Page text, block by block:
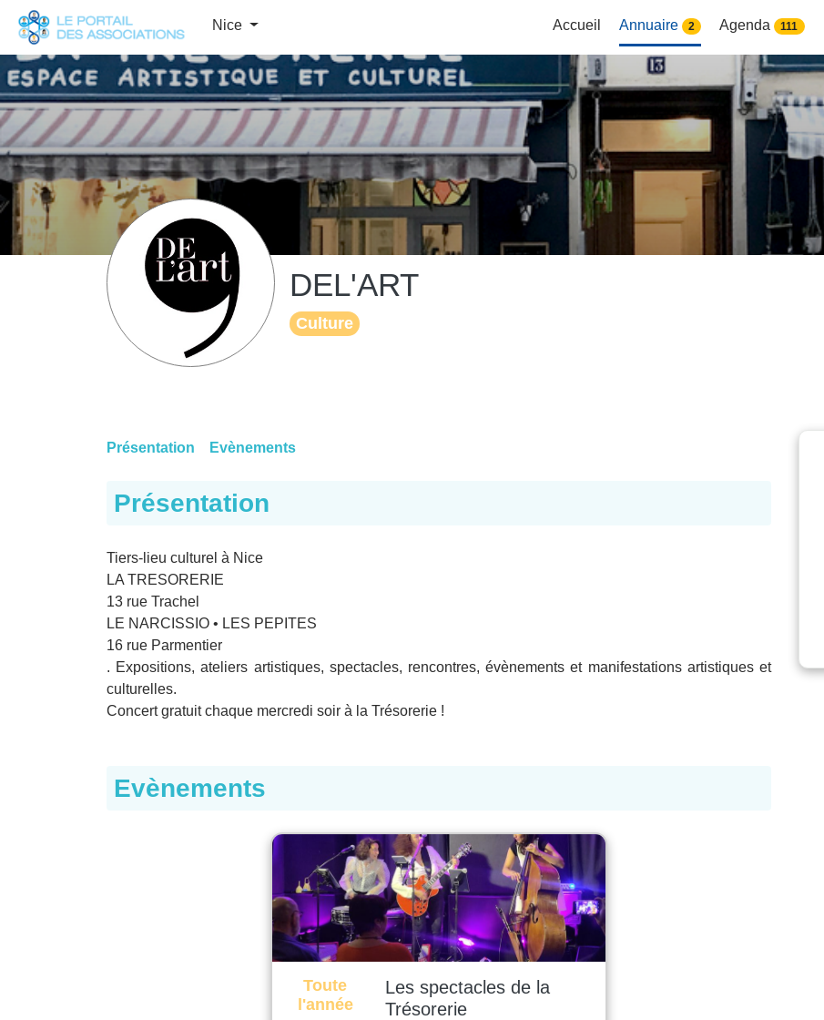
Nice Accueil Annuaire 2 Agenda 111
DEL'ART
Culture
Présentation Evènements
Présentation
Tiers-lieu culturel à Nice
LA TRESORERIE
13 rue Trachel
LE NARCISSIO • LES PEPITES
16 rue Parmentier
. Expositions, ateliers artistiques, spectacles, rencontres, évènements et manifestations artistiques et
culturelles.
Concert gratuit chaque mercredi soir à la Trésorerie !
Evènements
Toute
l'année
Les spectacles de la
Trésorerie
Panneau de gestion des cookies